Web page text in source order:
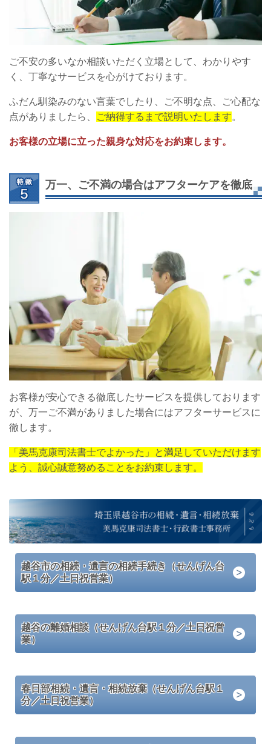
ご不安の多いなか相談いただく立場として、わかりやす
く、丁寧なサービスを心がけております。
ふだん馴染みのない言葉でしたり、ご不明な点、ご心配な
点がありましたら、
ご納得するまで説明いたします。
お客様の立場に立った親身な対応をお約束します。
万一、ご不満の場合はアフターケアを徹底
お客様が安心できる徹底したサービスを提供しております
が、万一ご不満がありました場合にはアフターサービスに
徹します。
「美馬克康司法書士でよかった」と満足していただけます
よう、誠心誠意努めることをお約束します。
越谷市の相続・遺言の相続手続き（せんげん台
駅１分／土日祝営業）
越谷の離婚相談（せんげん台駅１分／土日祝営
業）
春日部相続・遺言・相続放棄（せんげん台駅１
分／土日祝営業）